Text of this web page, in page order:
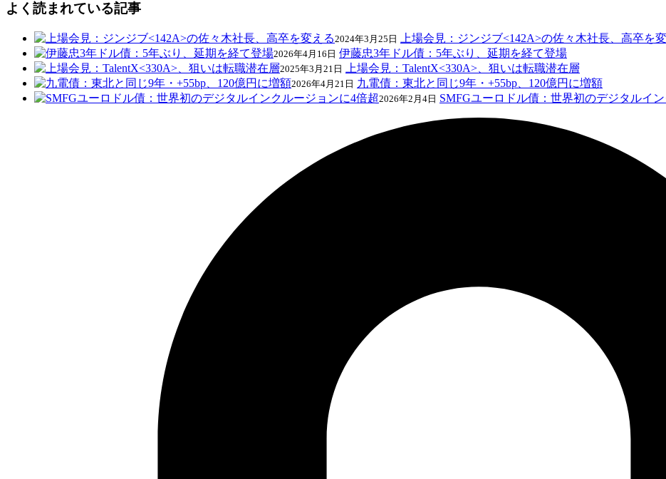
よく読まれている記事
2024年3月25日 上場会見：ジンジブ<142A>の佐々木社長、高卒を
2026年4月16日 伊藤忠3年ドル債：5年ぶり、延期を経て登場
2025年3月21日 上場会見：TalentX<330A>、狙いは転職潜在層
2026年4月21日 九電債：東北と同じ9年・+55bp、120億円に増額
2026年2月4日 SMFGユーロドル債：世界初のデジタルイ